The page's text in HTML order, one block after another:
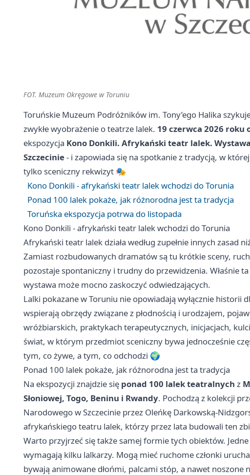
FOT. Muzeum Okręgowe w Toruniu
Toruńskie Muzeum Podróżników im. Tony’ego Halika
zwykłe wyobrażenie o teatrze lalek. 19 czerwca 2026 roku
ekspozycja Kono Donkili. Afrykański teatr lalek.
Szczecinie- i zapowiada się na spotkanie z tradycją, w
tylko sceniczny rekwizyt 🎭
Kono Donkili - afrykański teatr lalek wchodzi do Torunia
Ponad 100 lalek pokaże, jak różnorodna jest ta tradycja
Toruńska ekspozycja potrwa do listopada
Kono Donkili - afrykański teatr lalek wchodzi do Torunia
Afrykański teatr lalek działa według zupełnie innych zasad
Zamiast rozbudowanych dramatów są tu krótkie sceny,
pozostaje spontaniczny i trudny do przewidzenia. Właśnie
wystawa może mocno zaskoczyć odwiedzających.
Lalki pokazane w Toruniu nie opowiadają wyłącznie historii
wspierają obrzędy związane z płodnością i urodzajem,
wróżbiarskich, praktykach terapeutycznych, inicjacjach,
świat, w którym przedmiot sceniczny bywa jednocześnie
tym, co żywe, a tym, co odchodzi 🌍
Ponad 100 lalek pokaże, jak różnorodna jest ta tradycja
Na ekspozycji znajdzie się ponad 100 lalek teatralnych z
Słoniowej, Togo, Beninu i Rwandy. Pochodzą z kolekcji
Narodowego wSzczecinie przez Oleńkę Darkowską-
afrykańskiego teatru lalek, którzy przez lata budowali ten
Warto przyjrzeć się także samej formie tych obiektów.
wymagają kilku lalkarzy. Mogą mieć ruchome członki
bywają animowane dłońmi, palcami stóp, a nawet noszone